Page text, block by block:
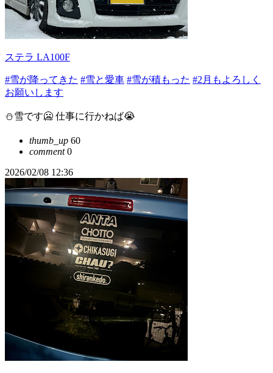
ステラ LA100F
#雪が降ってきた #雪と愛車 #雪が積もった #2月もよろしく
お願いします
⛄️雪です🥶 仕事に行かねば😭
thumb_up 60
comment0
2026/02/08 12:36